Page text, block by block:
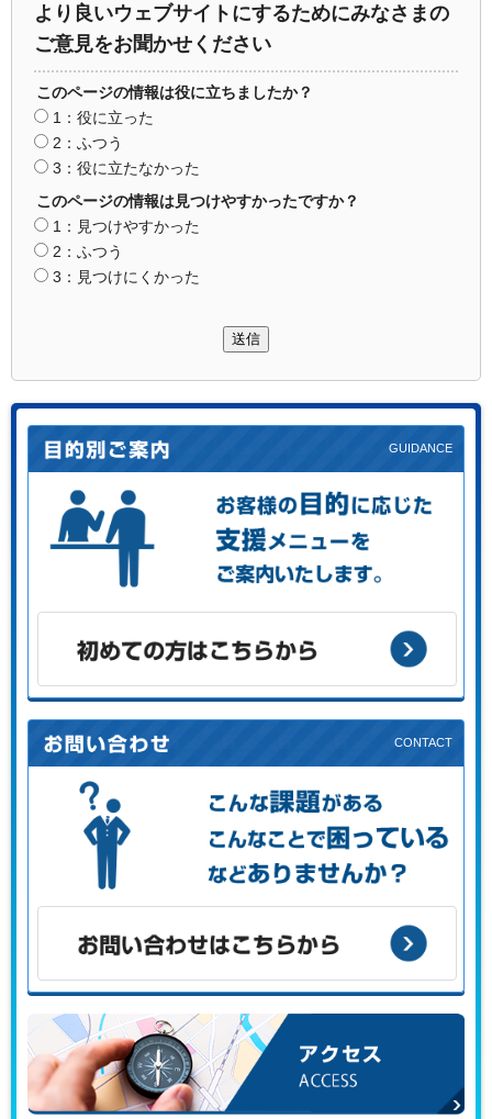
より良いウェブサイトにするためにみなさまの
ご意見をお聞かせください
このページの情報は役に立ちましたか？
1：役に立った
2：ふつう
3：役に立たなかった
このページの情報は見つけやすかったですか？
1：見つけやすかった
2：ふつう
3：見つけにくかった
送信
お客様の目的に応じた支援メニューをご案内します。
初めての方はこちらから
こんな課題がある、こんなことで困っている、などありませ
お問い合わせはこちらから